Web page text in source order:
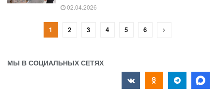
02.04.2026
1 2 3 4 5 6
МЫ В СОЦИАЛЬНЫХ СЕТЯХ